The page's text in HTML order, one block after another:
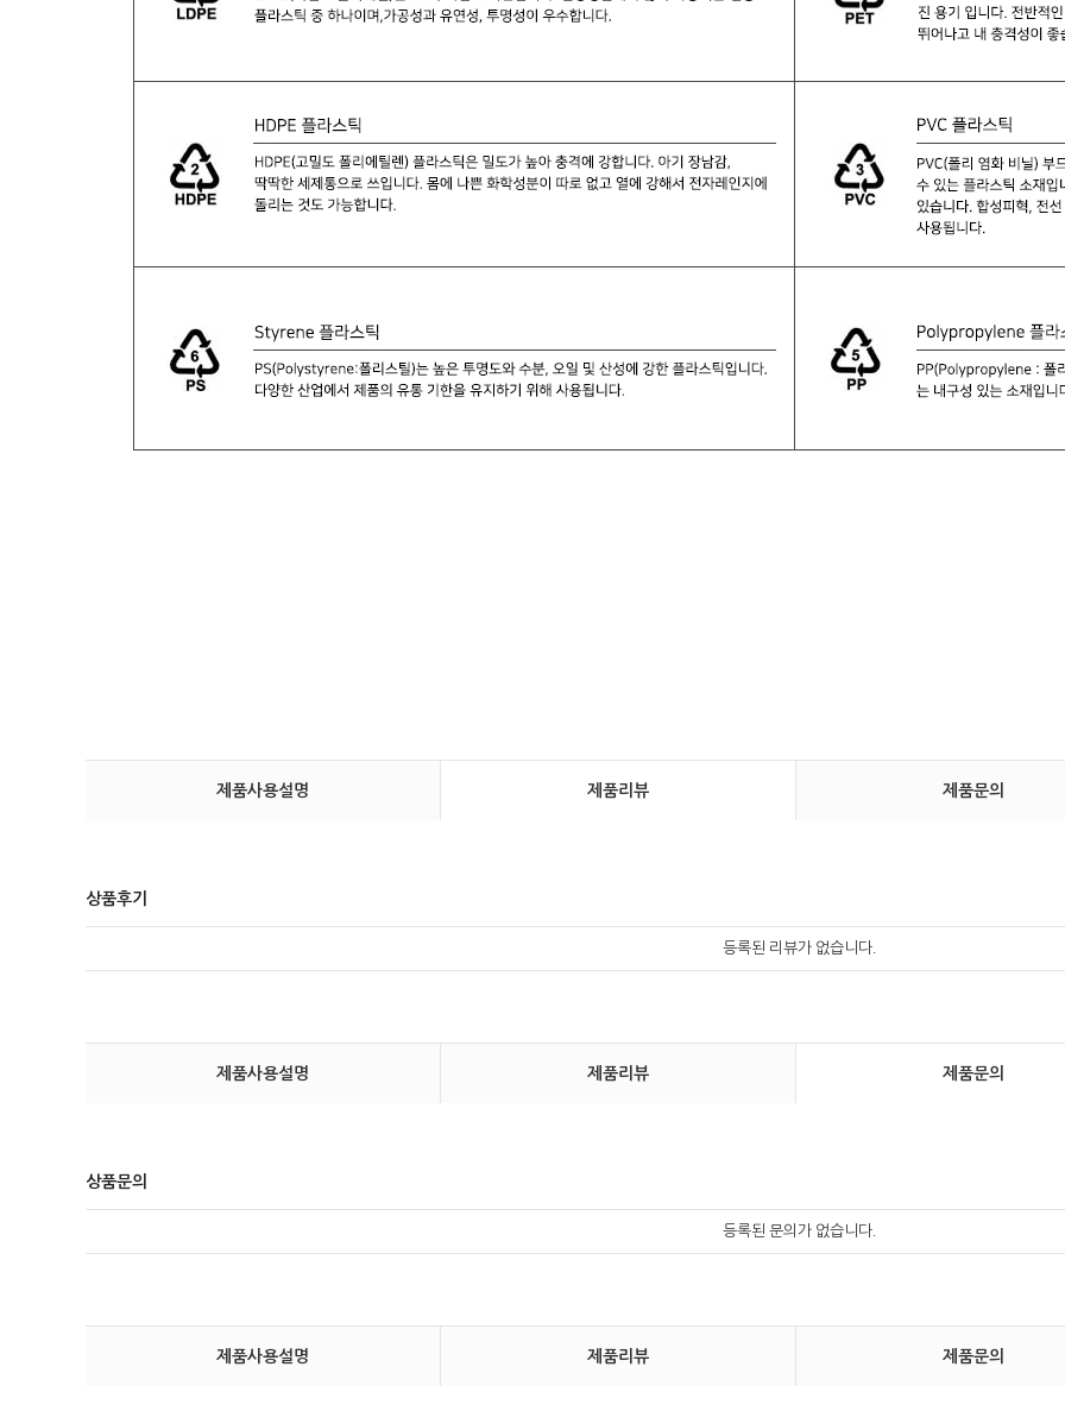
제품사용설명 제품리뷰 제품문의
상품후기
등록된 리뷰가 없습니다.
제품사용설명 제품리뷰 제품문의
상품문의
등록된 문의가 없습니다.
제품사용설명 제품리뷰 제품문의